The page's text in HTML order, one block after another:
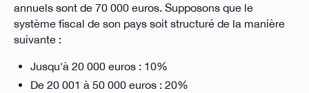
annuels sont de 70 000 euros. Supposons que le
système fiscal de son pays soit structuré de la manière
suivante :
Jusqu'à 20 000 euros : 10%
De 20 001 à 50 000 euros : 20%